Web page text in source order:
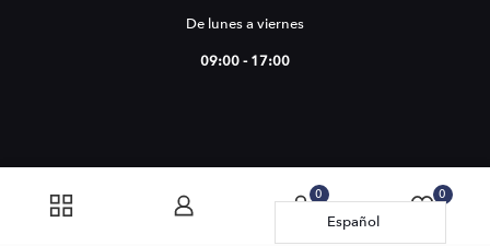
De lunes a viernes
09:00 - 17:00
0 0
Español